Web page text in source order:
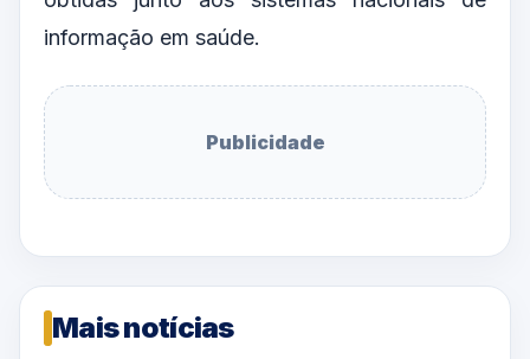
informação em saúde.
Publicidade
Mais notícias